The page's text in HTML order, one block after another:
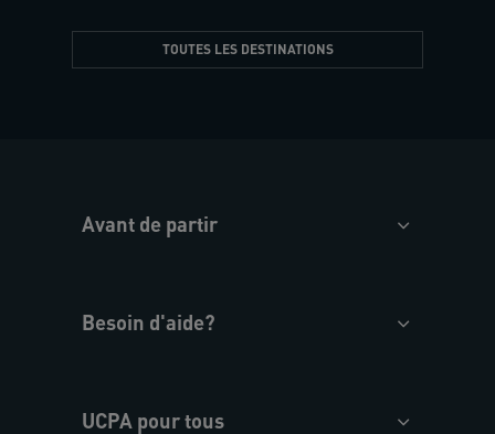
TOUTES LES DESTINATIONS
Avant de partir
Besoin d'aide?
UCPA pour tous